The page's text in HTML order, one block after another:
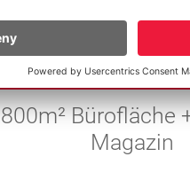
800m² Bürofläche
Magazin